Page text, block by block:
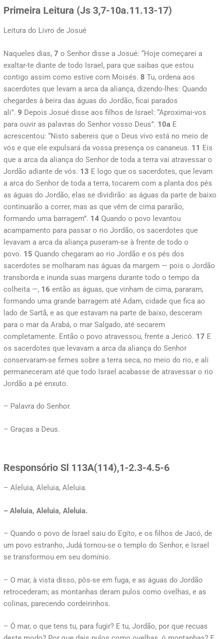
Primeira Leitura (Js 3,7-10a.11.13-17)
Leitura do Livro de Josué
Naqueles dias, 7 o Senhor disse a Josué: “Hoje começarei a
exaltar-te diante de todo Israel, para que saibas que estou
contigo assim como estive com Moisés. 8 Tu, ordena aos
sacerdotes que levam a arca da aliança, dizendo-lhes: Quando
chegardes à beira das águas do Jordão, ficai parados
ali”. 9 Depois Josué disse aos filhos de Israel: “Aproximai-vos
para ouvir as palavras do Senhor vosso Deus”. 10a E
acrescentou: “Nisto sabereis que o Deus vivo está no meio de
vós e que ele expulsará da vossa presença os cananeus. 11 Eis
que a arca da aliança do Senhor de toda a terra vai atravessar o
Jordão adiante de vós. 13 E logo que os sacerdotes, que levam
a arca do Senhor de toda a terra, tocarem com a planta dos pés
as águas do Jordão, elas se dividirão: as águas da parte de baixo
continuarão a correr, mas as que vêm de cima pararão,
formando uma barragem”. 14 Quando o povo levantou
acampamento para passar o rio Jordão, os sacerdotes que
levavam a arca da aliança puseram-se à frente de todo o
povo. 15 Quando chegaram ao rio Jordão e os pés dos
sacerdotes se molharam nas águas da margem — pois o Jordão
transborda e inunda suas margens durante todo o tempo da
colheita —, 16 então as águas, que vinham de cima, pararam,
formando uma grande barragem até Adam, cidade que fica ao
lado de Sartã, e as que estavam na parte de baixo, desceram
para o mar da Arabá, o mar Salgado, até secarem
completamente. Então o povo atravessou, frente a Jericó. 17 E
os sacerdotes que levavam a arca da aliança do Senhor
conservaram-se firmes sobre a terra seca, no meio do rio, e ali
permaneceram até que todo Israel acabasse de atravessar o rio
Jordão a pé enxuto.
– Palavra do Senhor.
– Graças a Deus.
Responsório Sl 113A(114),1-2.3-4.5-6
– Aleluia, Aleluia, Aleluia.
– Aleluia, Aleluia, Aleluia.
– Quando o povo de Israel saiu do Egito, e os filhos de Jacó, de
um povo estranho, Judá tornou-se o templo do Senhor, e Israel
se transformou em seu domínio.
– O mar, à vista disso, pôs-se em fuga, e as águas do Jordão
retrocederam; as montanhas deram pulos como ovelhas, e as
colinas, parecendo cordeirinhos.
– Ó mar, o que tens tu, para fugir? E tu, Jordão, por que recuas